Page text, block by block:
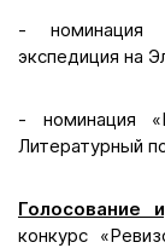
- номинация
экспедиция на
- номинация
Литературный
Голосование
конкурс